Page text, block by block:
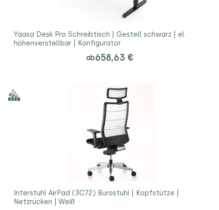
Yaasa Desk Pro Schreibtisch | Gestell schwarz | el.
höhenverstellbar | Konfigurator
ab658,63 €
Interstuhl AirPad (3C72) Bürostuhl | Kopfstütze |
Netzrücken | Weiß